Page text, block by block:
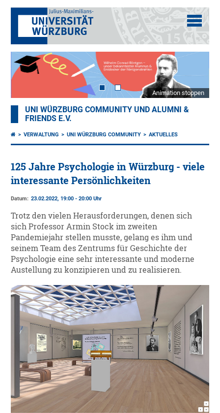
Animation stoppen
UNI WÜRZBURG COMMUNITY UND ALUMNI &
FRIENDS E.V.
VERWALTUNG UNI WÜRZBURG COMMUNITY AKTUELLES
125 Jahre Psychologie in Würzburg - viele
interessante Persönlichkeiten
Datum: 23.02.2022, 19:00 - 20:00 Uhr
Trotz den vielen Herausforderungen, denen sich
sich Professor Armin Stock im zweiten
Pandemiejahr stellen musste, gelang es ihm und
seinem Team des Zentrums für Geschichte der
Psychologie eine sehr interessante und moderne
Austellung zu konzipieren und zu realisieren.